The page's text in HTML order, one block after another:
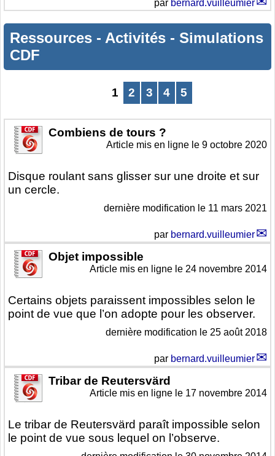
par bernard.vuilleumier
Ressources - Activités - Simulations
CDF
1 2 3 4 5
Combiens de tours ?
Disque roulant sans glisser sur une droite et sur
un cercle.
Article mis en ligne le 9 octobre 2020
dernière modification le 11 mars 2021
par bernard.vuilleumier
Objet impossible
Certains objets paraissent impossibles selon le
point de vue que l’on adopte pour les observer.
Article mis en ligne le 24 novembre 2014
dernière modification le 25 août 2018
par bernard.vuilleumier
Tribar de Reutersvärd
Le tribar de Reutersvärd paraît impossible selon
le point de vue sous lequel on l’observe.
Article mis en ligne le 17 novembre 2014